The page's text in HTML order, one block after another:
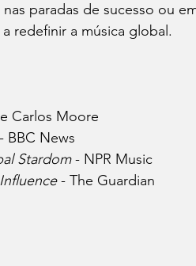
paradas de sucesso ou
redefinir a música global.
Carlos Moore
BBC News
Stardom - NPR Music
- The Guardian